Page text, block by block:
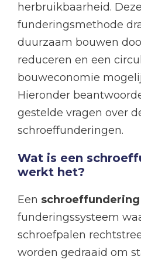
herbruikbaarheid.
funderingsmethode
duurzaam bouwen
reduceren en een
bouweconomie
Hieronder
gestelde vragen over
schroeffunderingen.
Wat is een
werkt het?
Een schroeffundering
funderingssysteem
schroefpalen
worden gedraaid om